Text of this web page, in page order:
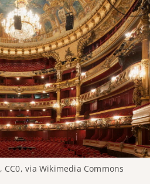
, CC0, via Wikimedia Commons